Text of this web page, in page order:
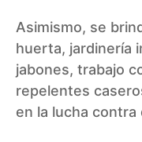
Asimismo, se
huerta, jardinería
jabones, trabajo
repelentes
en la lucha contra